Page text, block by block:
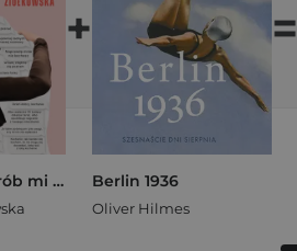
Kocham cię, zrób mi przelew. Historie o miłości, która kosztowała miliony, zdrowie, a nawet życie
+
Berlin 1936
Oliver Hilmes
=